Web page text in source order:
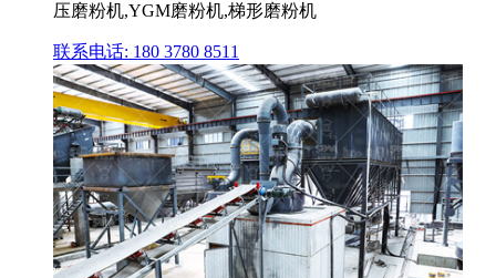
压磨粉机,YGM磨粉机,梯形磨粉机
联系电话: 180 3780 8511